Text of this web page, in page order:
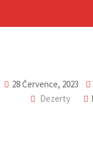
28 Července, 2023
Dezerty